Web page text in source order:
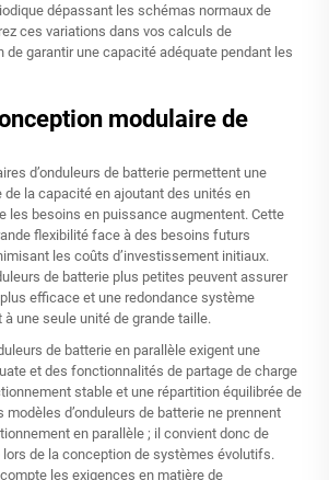
dépassant les schémas normaux de
ces variations dans vos calculs de
de garantir une capacité adéquate pendant les
modulaire de
d’onduleurs de batterie permettent une
la capacité en ajoutant des unités en
les besoins en puissance augmentent. Cette
flexibilité face à des besoins futurs
les coûts d’investissement initiaux.
de batterie plus petites peuvent assurer
efficace et une redondance système
à une seule unité de grande taille.
de batterie en parallèle exigent une
et des fonctionnalités de partage de charge
stable et une répartition équilibrée de
modèles d’onduleurs de batterie ne prennent
en parallèle ; il convient donc de
de la conception de systèmes évolutifs.
les exigences en matière de